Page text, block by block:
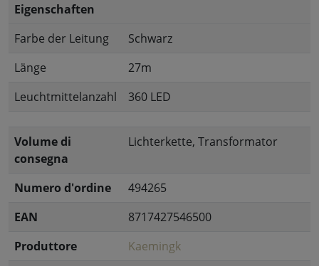
Eigenschaften
Farbe der Leitung
Schwarz
Länge
27m
Leuchtmittelanzahl
360 LED
Volume di
consegna
Lichterkette, Transformator
Numero d'ordine
494265
EAN
8717427546500
Produttore
Kaemingk